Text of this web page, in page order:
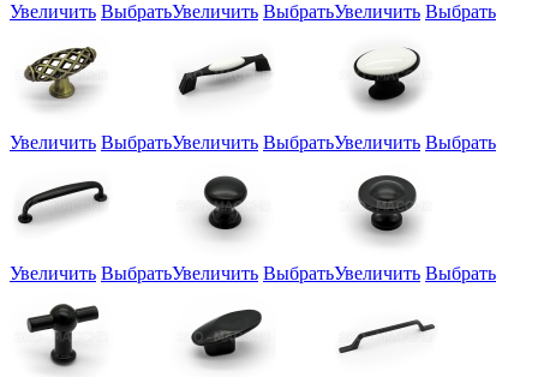
Увеличить ВыбратьУвеличить ВыбратьУвеличить Выбрать
Увеличить ВыбратьУвеличить ВыбратьУвеличить Выбрать
Увеличить ВыбратьУвеличить ВыбратьУвеличить Выбрать